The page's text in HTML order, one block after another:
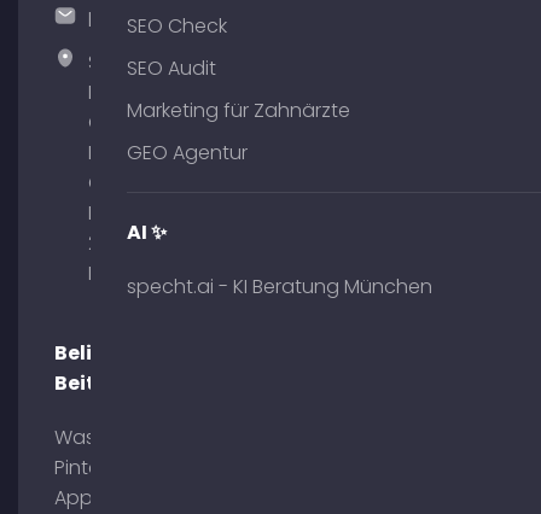
hallo@timospecht.de
Specht
Marketing
GmbH –
Palais am
Obelisk
Briennerstr.
29 80333
München
Beliebte
Beiträge
Was ist
Pinterest
App?
SEO Check
SEO Audit
Marketing für Zahnärzte
GEO Agentur
AI ✨
specht.ai - KI Beratung München